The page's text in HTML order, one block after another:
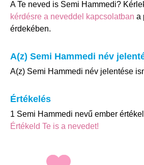
A Te neved is Semi Hammedi?
kérdésre a neveddel kapcsolatban a
érdekében.
A(z) Semi Hammedi név
A(z) Semi Hammedi név jelentése
Értékelés
1 Semi Hammedi nevű ember
Értékeld Te is a nevedet!